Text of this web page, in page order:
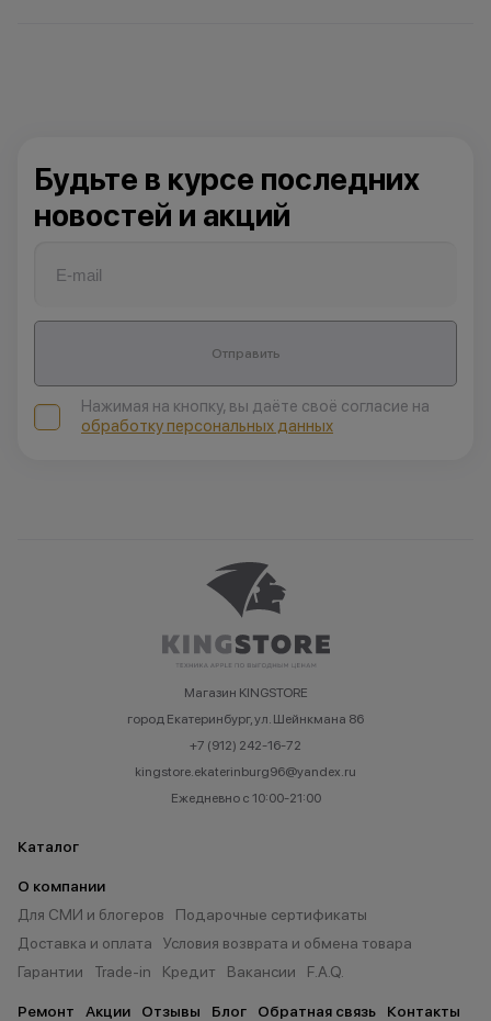
Будьте в курсе последних
новостей и акций
Отправить
Нажимая на кнопку, вы даёте своё согласие на
обработку персональных данных
Магазин KINGSTORE
город Екатеринбург, ул. Шейнкмана 86
+7 (912) 242-16-72
kingstore.ekaterinburg96@yandex.ru
Ежедневно с 10:00-21:00
Каталог
О компании
Для СМИ и блогеров
Подарочные сертификаты
Доставка и оплата
Условия возврата и обмена товара
Гарантии
Trade-in Кредит Вакансии F.A.Q.
Ремонт Акции Отзывы Блог Обратная связь Контакты